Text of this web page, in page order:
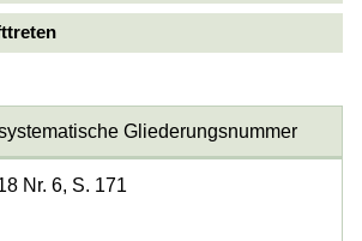
Gliederungsnummer
Nr. 6, S. 171